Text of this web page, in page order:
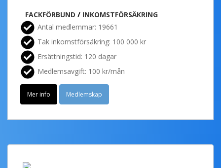
FACKFÖRBUND / INKOMSTFÖRSÄKRING
Antal medlemmar: 19661
Tak inkomstförsäkring: 100 000 kr
Ersättningstid: 120 dagar
Medlemsavgift: 100 kr/mån
Mer info Medlemskap